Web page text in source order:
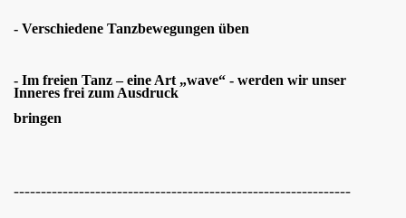
- Verschiedene Tanzbewegungen üben
- Im freien Tanz – eine Art „wave“ - werden wir unser
Inneres frei zum Ausdruck
bringen
--------------------------------------------------------------